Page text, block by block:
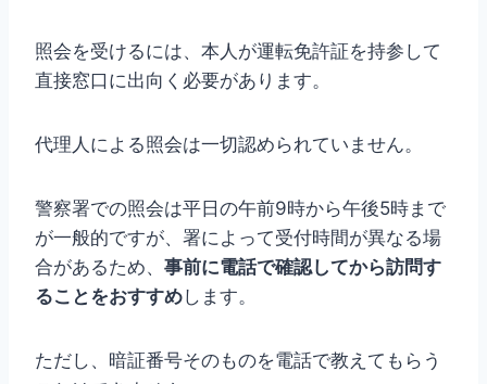
照会を受けるには、本人が運転免許証を持参して
直接窓口に出向く必要があります。
代理人による照会は一切認められていません。
警察署での照会は平日の午前9時から午後5時まで
が一般的ですが、署によって受付時間が異なる場
合があるため、 事前に電話で確認してから訪問す
ることをおすすめします。
ただし、暗証番号そのものを電話で教えてもらう